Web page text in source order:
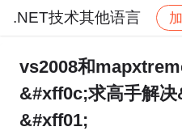
.NET技术其他语言
社区 .NET技术其他语言
vs2008和
&#xff0c;求高手解
&#xff01;